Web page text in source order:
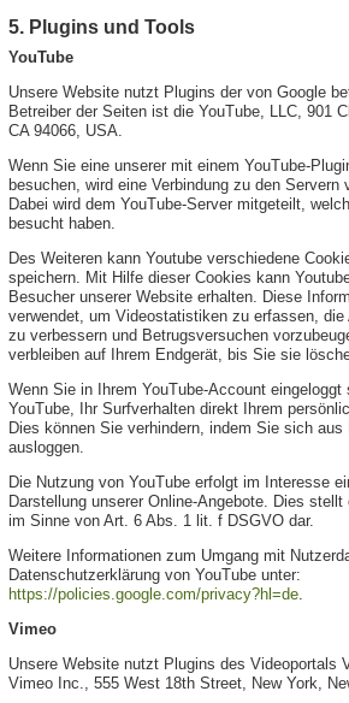
5. Plugins und Tools
YouTube
Unsere Website nutzt Plugins der von Google
Betreiber der Seiten ist die YouTube, LLC, 901
CA 94066, USA.
Wenn Sie eine unserer mit einem YouTube-
besuchen, wird eine Verbindung zu den Servern
Dabei wird dem YouTube-Server mitgeteilt,
besucht haben.
Des Weiteren kann Youtube verschiedene
speichern. Mit Hilfe dieser Cookies kann
Besucher unserer Website erhalten. Diese
verwendet, um Videostatistiken zu erfassen, die
zu verbessern und Betrugsversuchen
verbleiben auf Ihrem Endgerät, bis Sie sie
Wenn Sie in Ihrem YouTube-Account
YouTube, Ihr Surfverhalten direkt Ihrem
Dies können Sie verhindern, indem Sie sich
ausloggen.
Die Nutzung von YouTube erfolgt im Interesse
Darstellung unserer Online-Angebote. Dies
im Sinne von Art. 6 Abs. 1 lit. f DSGVO dar.
Weitere Informationen zum Umgang mit
Datenschutzerklärung von YouTube unter:
https://policies.google.com/privacy?hl=de
Vimeo
Unsere Website nutzt Plugins des Videoportals
Vimeo Inc., 555 West 18th Street, New York,